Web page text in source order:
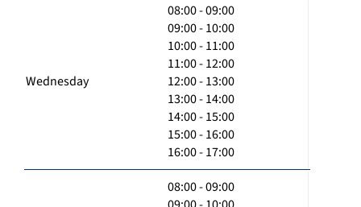
Wednesday
08:00 - 09:00
09:00 - 10:00
10:00 - 11:00
11:00 - 12:00
12:00 - 13:00
13:00 - 14:00
14:00 - 15:00
15:00 - 16:00
16:00 - 17:00
08:00 - 09:00